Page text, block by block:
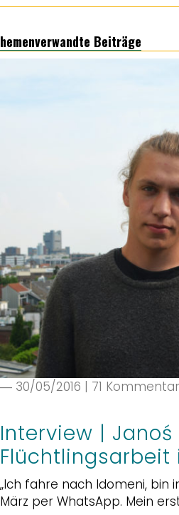
Beiträge
― 30/05/2016 | 71
Interview |
Flüchtlingsarbeit
„Ich fahre nach Idomeni, bin
März per WhatsApp. Mein